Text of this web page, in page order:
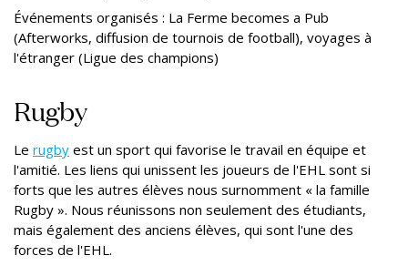
Événements organisés : La Ferme becomes a Pub
(Afterworks, diffusion de tournois de football), voyages à
l'étranger (Ligue des champions)
Rugby
Le rugby est un sport qui favorise le travail en équipe et
l'amitié. Les liens qui unissent les joueurs de l'EHL sont si
forts que les autres élèves nous surnomment « la famille
Rugby ». Nous réunissons non seulement des étudiants,
mais également des anciens élèves, qui sont l'une des
forces de l'EHL.